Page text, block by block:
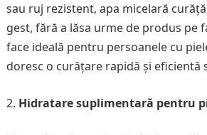
sau ruj rezistent, apa micelară
gest, fără a lăsa urme de produs pe
face ideală pentru persoanele cu
doresc o curățare rapidă și eficientă
Hidratare suplimentară pentru